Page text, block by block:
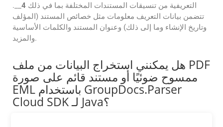
التعريفية من تنسيقات المستندات المختلفة بما في ذلك 4
__.
تتضمن بيانات التعريف معلومات مثل خصائص المستند (المؤلف
وتاريخ الإنشاء وما إلى ذلك) وعنوان المستند والكلمات الأساسية
والمزيد.
هل يمكنني استخراج البيانات من ملف PDF
ممسوح ضوئيًا أو مستند قائم على صورة
EML باستخدام GroupDocs.Parser
Cloud SDK لـ Java؟